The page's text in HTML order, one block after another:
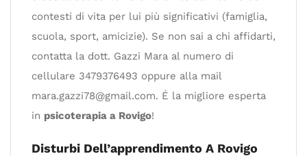
contesti di vita per lui più significativi (famiglia,
scuola, sport, amicizie). Se non sai a chi affidarti,
contatta la dott. Gazzi Mara al numero di
cellulare 3479376493 oppure alla mail
mara.gazzi78@gmail.com. É la migliore esperta
in psicoterapia a Rovigo!
Disturbi Dell’apprendimento A Rovigo